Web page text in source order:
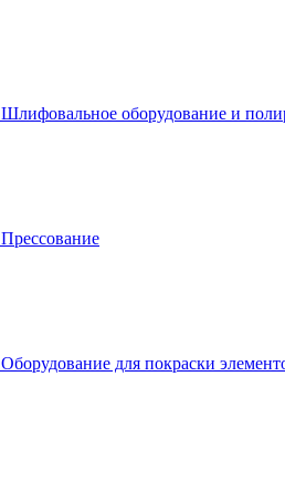
Шлифовальное оборудование и
Прессование
Оборудование для покраски